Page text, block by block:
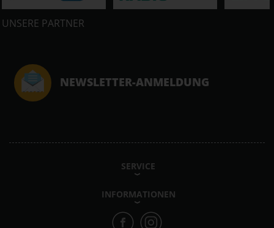
UNSERE PARTNER
NEWSLETTER-ANMELDUNG
SERVICE
INFORMATIONEN